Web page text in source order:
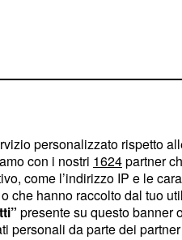
personalizzato rispetto
con i nostri 1624partner
come l’indirizzo IP e le
che hanno raccolto dal tuo
presente su questo banner
personali da parte dei